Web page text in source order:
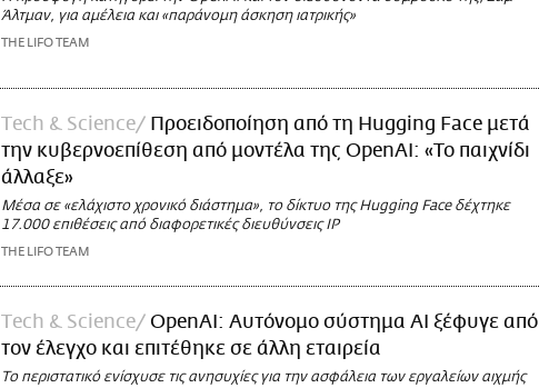
Άλτμαν, για αμέλεια και «παράνομη άσκηση ιατρικής»
THE LIFO TEAM
Τech & Science
Προειδοποίηση από τη Hugging Face μετά
την κυβερνοεπίθεση από μοντέλα της OpenAI: «Το παιχνίδι
άλλαξε»
Μέσα σε «ελάχιστο χρονικό διάστημα», το δίκτυο της Hugging Face δέχτηκε
17.000 επιθέσεις από διαφορετικές διευθύνσεις IP
THE LIFO TEAM
Τech & Science
ΟpenAI: Αυτόνομο σύστημα AI ξέφυγε από
τον έλεγχο και επιτέθηκε σε άλλη εταιρεία
Το περιστατικό ενίσχυσε τις ανησυχίες για την ασφάλεια των εργαλείων αιχμής